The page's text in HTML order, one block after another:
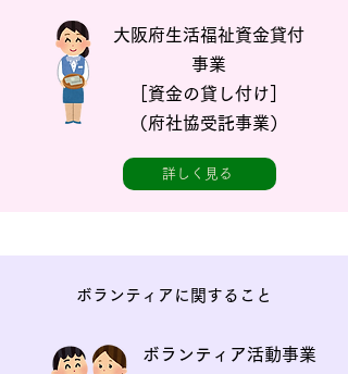
大阪府生活福祉資金貸付
事業
［資金の貸し付け］
​（府社協受託事業）
詳しく見る
ボランティアに関すること
ボランティア活動事業